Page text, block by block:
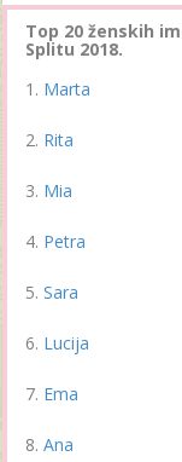
Top 20 ženskih
Splitu 2018.
Marta
Rita
Mia
Petra
Sara
Lucija
Ema
Ana